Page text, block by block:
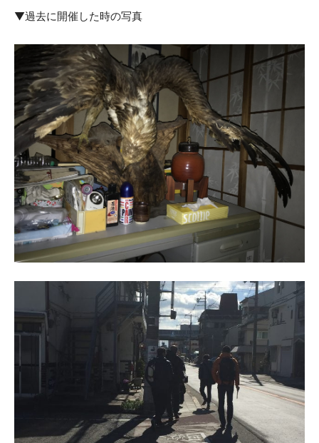
▼過去に開催した時の写真